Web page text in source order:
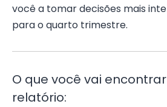
você a tomar decisões mais
para o quarto trimestre.
O que você vai
relatório: